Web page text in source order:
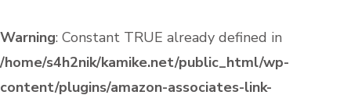
Warning: Constant TRUE already defined in
/home/s4h2nik/kamike.net/public_html/wp-
content/plugins/amazon-associates-link-